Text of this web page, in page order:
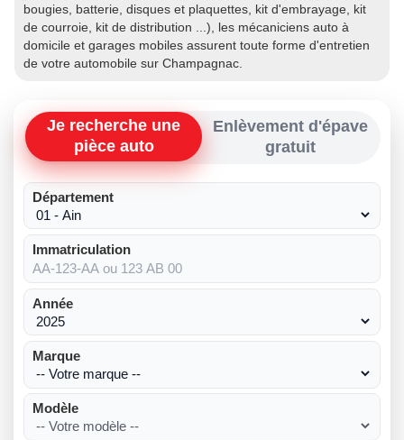
bougies, batterie, disques et plaquettes, kit d'embrayage, kit
de courroie, kit de distribution ...), les mécaniciens auto à
domicile et garages mobiles assurent toute forme d'entretien
de votre automobile sur Champagnac.
Je recherche une
pièce auto
Enlèvement d'épave
gratuit
Département
Immatriculation
Année
Marque
Modèle